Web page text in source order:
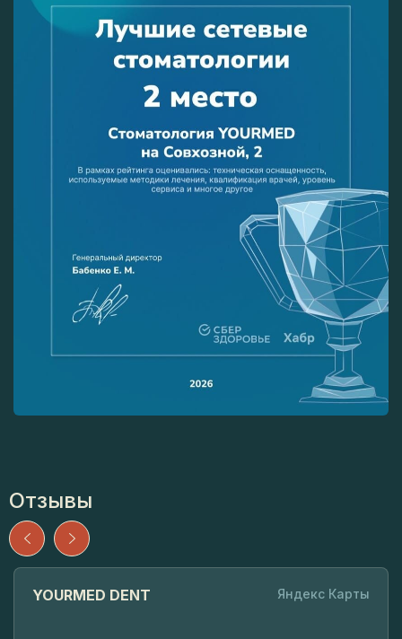
Отзывы
YOURMED DENT Яндекс Карты